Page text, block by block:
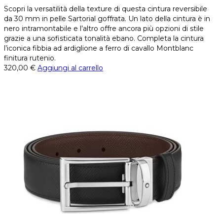
Scopri la versatilità della texture di questa cintura reversibile
da 30 mm in pelle Sartorial goffrata. Un lato della cintura è in
nero intramontabile e l’altro offre ancora più opzioni di stile
grazie a una sofisticata tonalità ebano. Completa la cintura
l’iconica fibbia ad ardiglione a ferro di cavallo Montblanc
finitura rutenio.
320,00 € Aggiungi al carrello